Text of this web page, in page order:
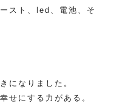
スト、led、電池、そ
になりました。
せにする力がある。